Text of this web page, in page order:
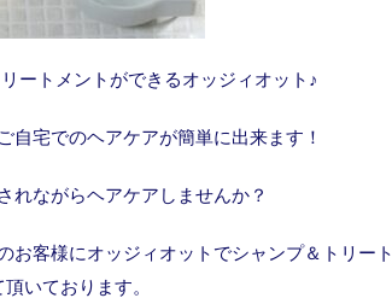
ートメントができるオッジィオット♪
自宅でのヘアケアが簡単に出来ます！
れながらヘアケアしませんか？
客様にオッジィオットでシャンプ＆トリート
いております。